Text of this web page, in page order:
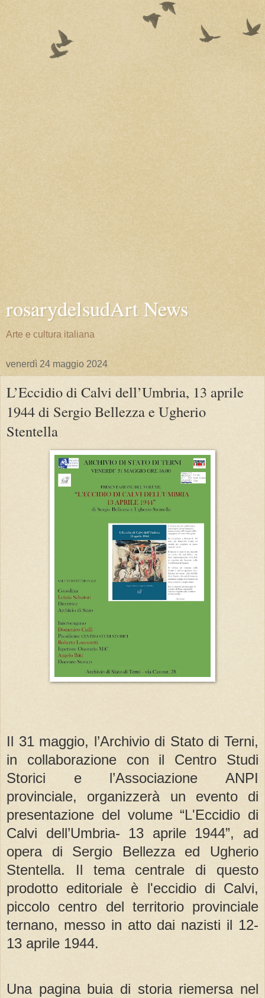
rosarydelsudArt News
Arte e cultura italiana
venerdì 24 maggio 2024
L’Eccidio di Calvi dell’Umbria, 13 aprile
1944 di Sergio Bellezza e Ugherio
Stentella
Il 31 maggio, l’Archivio di Stato di Terni,
in collaborazione con il Centro Studi
Storici e l’Associazione ANPI
provinciale, organizzerà un evento di
presentazione del volume “L'Eccidio di
Calvi dell’Umbria- 13 aprile 1944”, ad
opera di Sergio Bellezza ed Ugherio
Stentella. Il tema centrale di questo
prodotto editoriale è l'eccidio di Calvi,
piccolo centro del territorio provinciale
ternano, messo in atto dai nazisti il 12-
13 aprile 1944.
Una pagina buia di storia riemersa nel